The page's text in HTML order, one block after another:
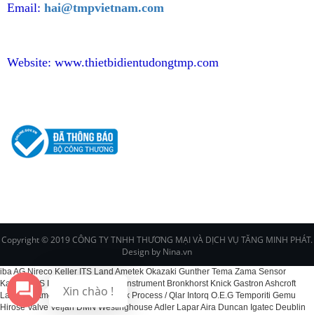
Email: hai@tmpvietnam.com
Website: www.thietbidientudongtmp.com
Copyright © 2019 CÔNG TY TNHH THƯƠNG MẠI VÀ DỊCH VỤ TĂNG MINH PHÁT.
Design by Nina.vn
Xin chào !
iba AG Nireco Keller ITS Land Ametek Okazaki Gunther Tema Zama Sensor
Kawaso CS Instruments EPI Fox Instrument Bronkhorst Knick Gastron Ashcroft
Labom Dittmer Kelk BCS Schenck Process / Qlar Intorq O.E.G Temporiti Gemu
Hirose Valve Veljan DMN Westinghouse Adler Lapar Aira Duncan Igatec Deublin